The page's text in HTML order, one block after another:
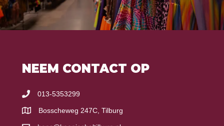
NEEM CONTACT OP
013-5353299
Bosscheweg 247C, Tilburg